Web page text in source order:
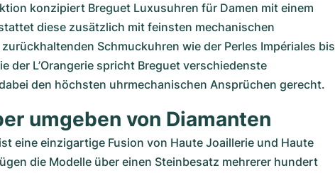
konzipiert Breguet Luxusuhren für Damen mit einem
diese zusätzlich mit feinsten mechanischen
Schmuckuhren wie der Perles Impériales bis
der L’Orangerie spricht Breguet verschiedenste
den höchsten uhrmechanischen Ansprüchen gerecht.
umgeben von Diamanten
eine einzigartige Fusion von Haute Joaillerie und Haute
die Modelle über einen Steinbesatz mehrerer hundert